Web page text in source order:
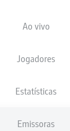
Ao vivo
Jogadores
Estatísticas
Emissoras
29.10.2006